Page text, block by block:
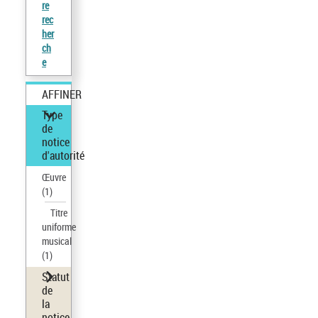
re
rec
her
ch
e
AFFINER
Type
de
notice
d'autorité
Œuvre
(1)
Titre
uniforme
musical
(1)
Statut
de
la